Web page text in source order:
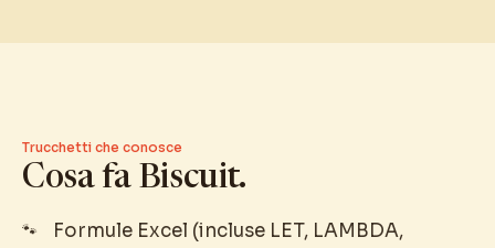
Trucchetti che conosce
Cosa fa Biscuit.
Formule Excel (incluse LET, LAMBDA,